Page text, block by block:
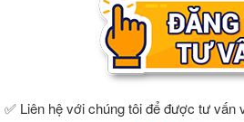
✅ Liên hệ với chúng tôi để được tư vấn